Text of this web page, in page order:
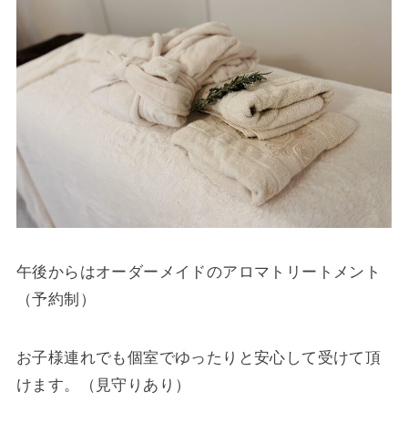
午後からはオーダーメイドのアロマトリートメント
（予約制）
お子様連れでも個室でゆったりと安心して受けて頂
けます。（見守りあり）